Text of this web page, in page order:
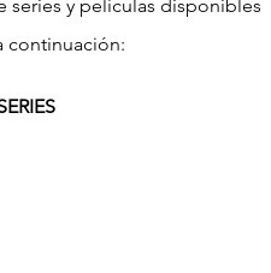
series y películas disponibles
continuación: